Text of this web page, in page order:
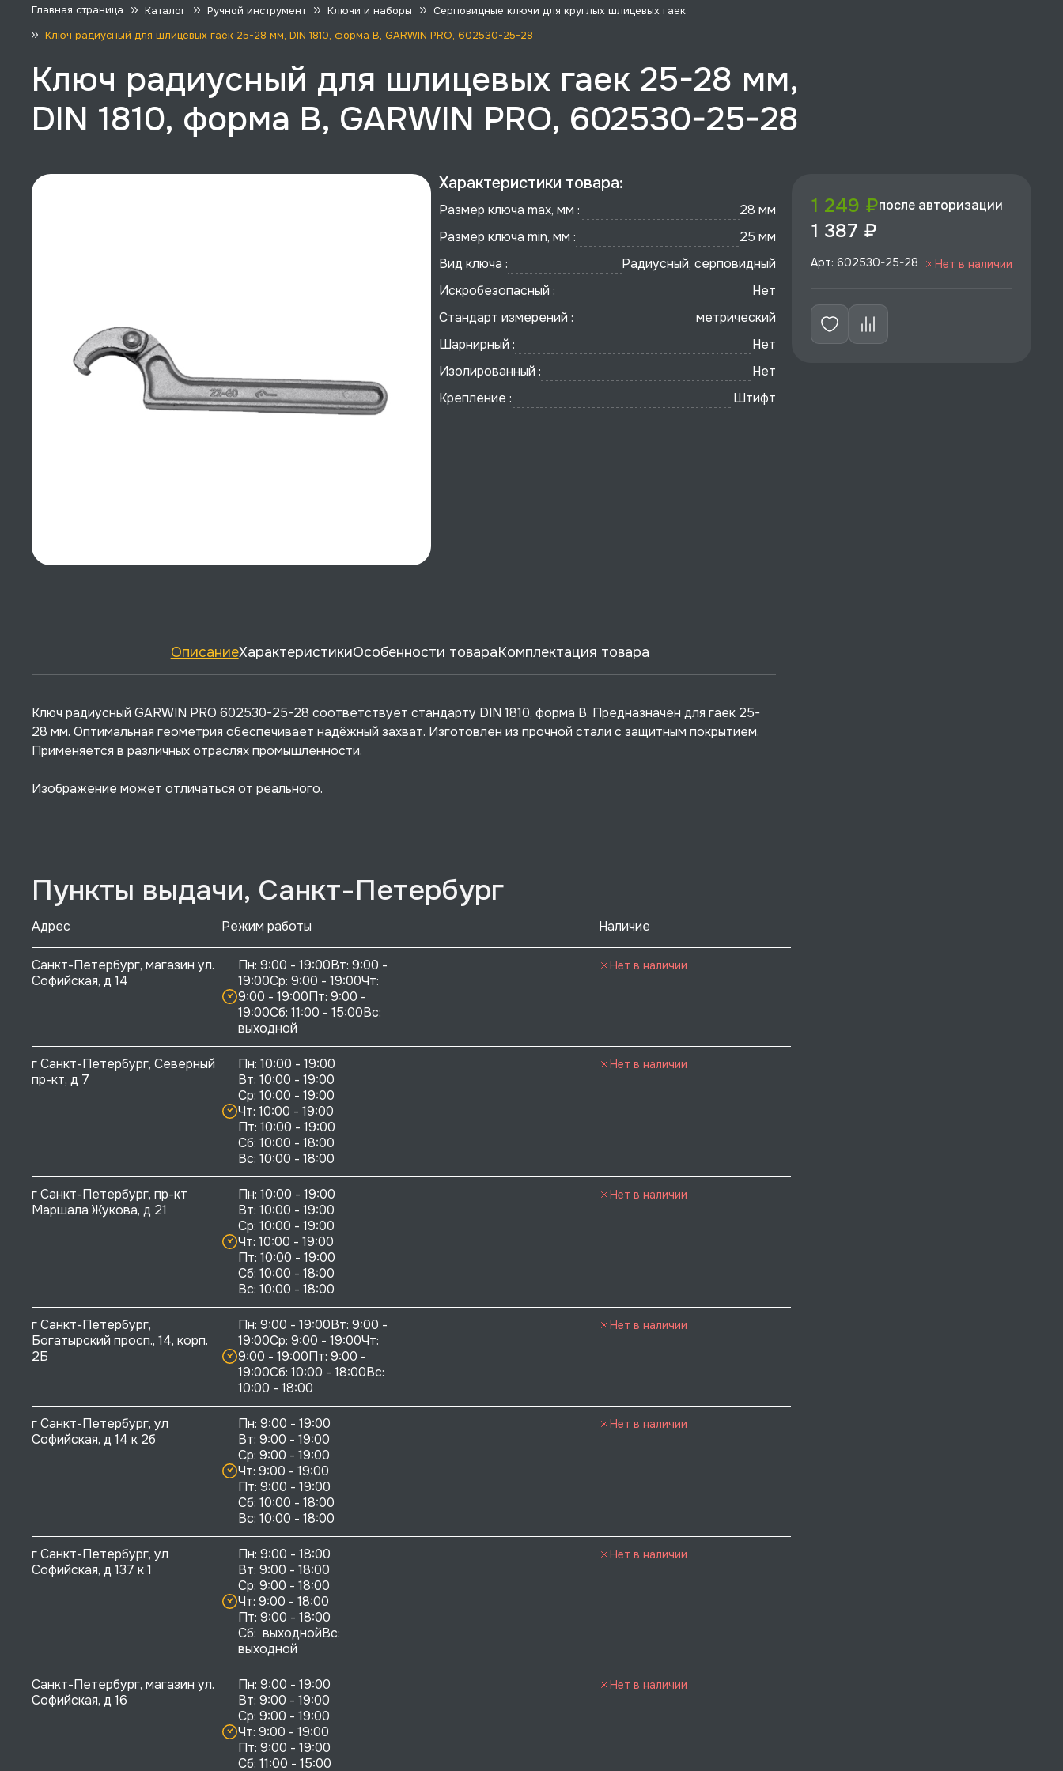
Главная страница Каталог Ручной инструмент Ключи и наборы
Серповидные ключи для круглых шлицевых гаек
Ключ радиусный для шлицевых гаек 25-28 мм, DIN 1810, форма B, GARWIN PRO, 602530-25-28
Ключ радиусный для шлицевых гаек 25-28 мм,
DIN 1810, форма B, GARWIN PRO, 602530-25-28
Характеристики товара:
Размер ключа max, мм :
28 мм
Размер ключа min, мм :
25 мм
Вид ключа :
Радиусный, серповидный
Искробезопасный :
Нет
Стандарт измерений :
метрический
Шарнирный :
Нет
Изолированный :
Нет
Крепление :
Штифт
ОписаниеХарактеристикиОсобенности товараКомплектация товара
Ключ радиусный GARWIN PRO 602530-25-28 соответствует стандарту DIN 1810, форма B. Предназначен для гаек 25-
28 мм. Оптимальная геометрия обеспечивает надёжный захват. Изготовлен из прочной стали с защитным покрытием.
Применяется в различных отраслях промышленности.
Изображение может отличаться от реального.
Пункты выдачи, Санкт-Петербург
Адрес Режим работы Наличие
Санкт-Петербург, магазин ул.
Софийская, д 14
Пн: 9:00 - 19:00Вт: 9:00 -
19:00Ср: 9:00 - 19:00Чт:
9:00 - 19:00Пт: 9:00 -
19:00Сб: 11:00 - 15:00Вс:
выходной
Нет в наличии
г Санкт-Петербург, Северный
пр-кт, д 7
Пн: 10:00 - 19:00
Вт: 10:00 - 19:00
Ср: 10:00 - 19:00
Чт: 10:00 - 19:00
Пт: 10:00 - 19:00
Сб: 10:00 - 18:00
Нет в наличии
г Санкт-Петербург, пр-кт
Маршала Жукова, д 21
Пн: 10:00 - 19:00
Вт: 10:00 - 19:00
Ср: 10:00 - 19:00
Чт: 10:00 - 19:00
Пт: 10:00 - 19:00
Сб: 10:00 - 18:00
Нет в наличии
г Санкт-Петербург,
Богатырский просп., 14, корп.
2Б
Пн: 9:00 - 19:00Вт: 9:00 -
19:00Ср: 9:00 - 19:00Чт:
9:00 - 19:00Пт: 9:00 -
19:00Сб: 10:00 - 18:00Вс:
10:00 - 18:00
Нет в наличии
г Санкт-Петербург, ул
Софийская, д 14 к 2б
Пн: 9:00 - 19:00
Вт: 9:00 - 19:00
Ср: 9:00 - 19:00
Чт: 9:00 - 19:00
Пт: 9:00 - 19:00
Сб: 10:00 - 18:00
Нет в наличии
г Санкт-Петербург, ул
Софийская, д 137 к 1
Пн: 9:00 - 18:00
Вт: 9:00 - 18:00
Ср: 9:00 - 18:00
Чт: 9:00 - 18:00
Пт: 9:00 - 18:00
Сб:  выходнойВс:
выходной
Нет в наличии
Санкт-Петербург, магазин ул.
Софийская, д 16
Пн: 9:00 - 19:00
Вт: 9:00 - 19:00
Ср: 9:00 - 19:00
Чт: 9:00 - 19:00
Пт: 9:00 - 19:00
Сб: 11:00 - 15:00
Нет в наличии
1 249 ₽после авторизации
1 387 ₽
Арт: 602530-25-28 Нет в наличии